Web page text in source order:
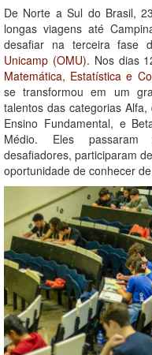
De Norte a Sul do Brasil,
longas viagens até
desafiar na terceira fase
Unicamp (OMU). Nos dias
Matemática, Estatística e
se transformou em um
talentos das categorias
Ensino Fundamental, e
Médio. Eles passaram
desafiadores, participaram
oportunidade de conhecer